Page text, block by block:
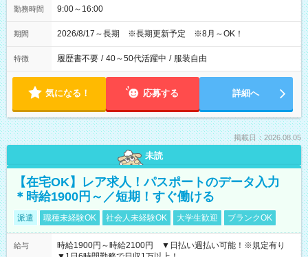
勤務時間 9:00～16:00
期間 2026/8/17～長期 ※長期更新予定 ※8月～OK！
特徴 履歴書不要 / 40～50代活躍中 / 服装自由
気になる！ 応募する 詳細へ
掲載日：2026.08.05
未読
【在宅OK】レア求人！パスポートのデータ入力
＊時給1900円～／短期！すぐ働ける
派遣 職種未経験OK 社会人未経験OK 大学生歓迎 ブランクOK
給与
時給1900円～時給2100円 ▼日払い週払い可能！※規定有り